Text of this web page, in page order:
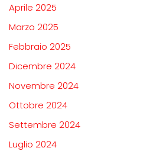
Aprile 2025
Marzo 2025
Febbraio 2025
Dicembre 2024
Novembre 2024
Ottobre 2024
Settembre 2024
Luglio 2024